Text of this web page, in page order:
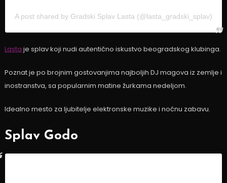
A post shared by Gradski Splav Lasta (@lasta_gradski_splav)
Lasta je splav koji nudi autentično iskustvo beogradskog klubinga.
Poznat je po brojnim gostovanjima najboljih DJ magova iz zemlje i
inostranstva, sa popularnim matine žurkama nedeljom.
Idealno mesto za ljubitelje elektronske muzike i noćnu zabavu.
Splav Godo